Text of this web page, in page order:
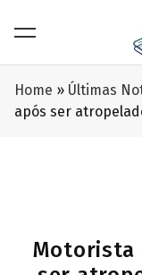
Home » Últimas
após ser
Motorista